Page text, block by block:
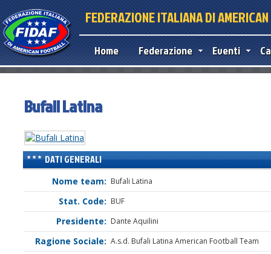
FEDERAZIONE ITALIANA DI
Home Federazione Eventi
Bufali Latina
DATI GENERALI
Nome team: Bufali Latina
Stat. Code: BUF
Presidente: Dante Aquilini
Ragione Sociale: A.s.d. Bufali Latina American Football Team